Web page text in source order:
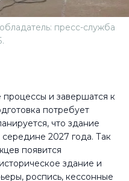
пресс-служба
и завершатся к
потребует
что здание
2027 года. Так
появится
здание и
роспись, кессонные